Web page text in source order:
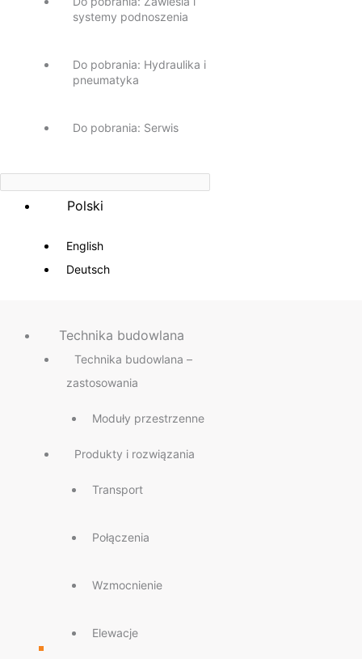
systemy podnoszenia
Do pobrania: Hydraulika i
pneumatyka
Do pobrania: Serwis
Polski
English
Deutsch
Technika budowlana
Technika budowlana –
zastosowania
Moduły przestrzenne
Produkty i rozwiązania
Transport
Połączenia
Wzmocnienie
Elewacje